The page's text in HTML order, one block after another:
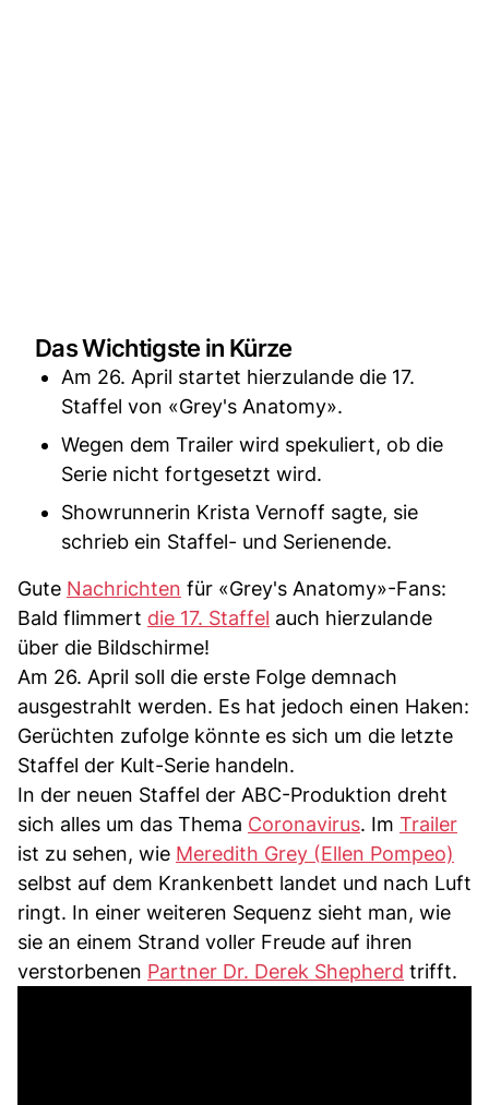
Das Wichtigste in Kürze
Am 26. April startet hierzulande die 17.
Staffel von «Grey's Anatomy».
Wegen dem Trailer wird spekuliert, ob die
Serie nicht fortgesetzt wird.
Showrunnerin Krista Vernoff sagte, sie
schrieb ein Staffel- und Serienende.
Gute Nachrichten für «Grey's Anatomy»-Fans:
Bald flimmert die 17. Staffel auch hierzulande
über die Bildschirme!
Am 26. April soll die erste Folge demnach
ausgestrahlt werden. Es hat jedoch einen Haken:
Gerüchten zufolge könnte es sich um die letzte
Staffel der Kult-Serie handeln.
In der neuen Staffel der ABC-Produktion dreht
sich alles um das Thema Coronavirus. Im Trailer
ist zu sehen, wie Meredith Grey (Ellen Pompeo)
selbst auf dem Krankenbett landet und nach Luft
ringt. In einer weiteren Sequenz sieht man, wie
sie an einem Strand voller Freude auf ihren
verstorbenen Partner Dr. Derek Shepherd trifft.